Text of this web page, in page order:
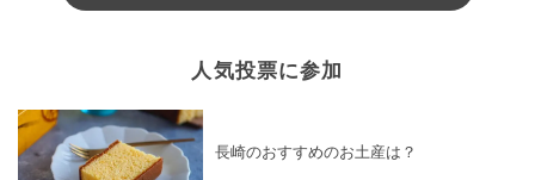
人気投票に参加
長崎のおすすめのお土産は？